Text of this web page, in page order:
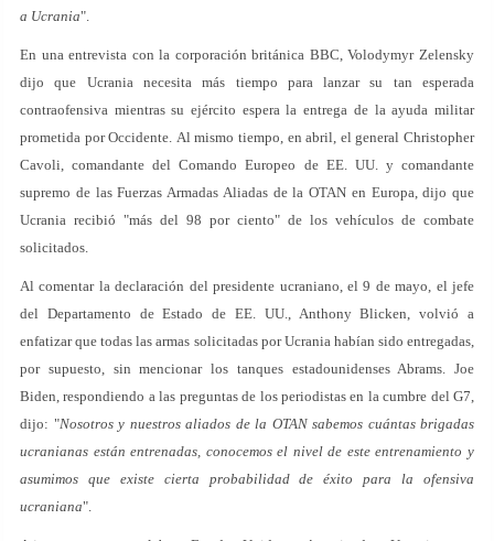
a Ucrania".
En una entrevista con la corporación británica BBC, Volodymyr Zelensky
dijo que Ucrania necesita más tiempo para lanzar su tan esperada
contraofensiva mientras su ejército espera la entrega de la ayuda militar
prometida por Occidente. Al mismo tiempo, en abril, el general Christopher
Cavoli, comandante del Comando Europeo de EE. UU. y comandante
supremo de las Fuerzas Armadas Aliadas de la OTAN en Europa, dijo que
Ucrania recibió "más del 98 por ciento" de los vehículos de combate
solicitados.
Al comentar la declaración del presidente ucraniano, el 9 de mayo, el jefe
del Departamento de Estado de EE. UU., Anthony Blicken, volvió a
enfatizar que todas las armas solicitadas por Ucrania habían sido entregadas,
por supuesto, sin mencionar los tanques estadounidenses Abrams. Joe
Biden, respondiendo a las preguntas de los periodistas en la cumbre del G7,
dijo: "Nosotros y nuestros aliados de la OTAN sabemos cuántas brigadas
ucranianas están entrenadas, conocemos el nivel de este entrenamiento y
asumimos que existe cierta probabilidad de éxito para la ofensiva
ucraniana".